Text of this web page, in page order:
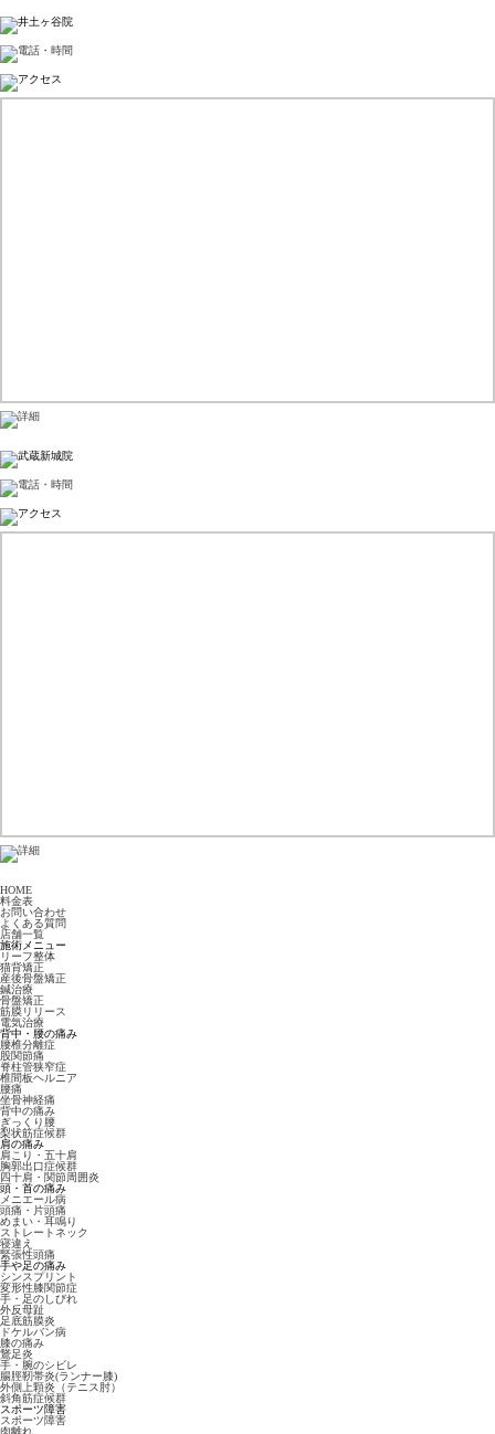
HOME
料金表
お問い合わせ
よくある質問
店舗一覧
施術メニュー
リーフ整体
猫背矯正
産後骨盤矯正
鍼治療
骨盤矯正
筋膜リリース
電気治療
背中・腰の痛み
腰椎分離症
股関節痛
脊柱管狭窄症
椎間板ヘルニア
腰痛
坐骨神経痛
背中の痛み
ぎっくり腰
梨状筋症候群
肩の痛み
肩こり・五十肩
胸郭出口症候群
四十肩・関節周囲炎
頭・首の痛み
メニエール病
頭痛・片頭痛
めまい・耳鳴り
ストレートネック
寝違え
緊張性頭痛
手や足の痛み
シンスプリント
変形性膝関節症
手・足のしびれ
外反母趾
足底筋膜炎
ドケルバン病
膝の痛み
鵞足炎
手・腕のシビレ
腸脛靭帯炎(ランナー膝)
外側上顆炎（テニス肘）
斜角筋症候群
スポーツ障害
スポーツ障害